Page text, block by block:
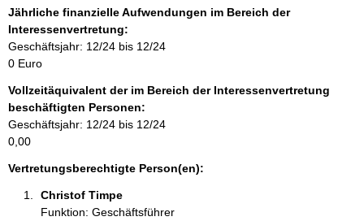
f
o
r
m
t
i
o
n
e
Jährliche finanzielle Aufwendungen im Bereich der
Interessenvertretung:
Geschäftsjahr: 12/24 bis 12/24
0 Euro
Vollzeitäquivalent der im Bereich der Interessenvertretung
beschäftigten Personen:
Geschäftsjahr: 12/24 bis 12/24
0,00
Vertretungsberechtigte Person(en):
Christof Timpe
Funktion: Geschäftsführer